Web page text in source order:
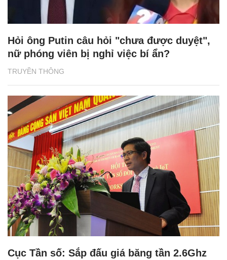
TRUYỀN THÔNG
Hỏi ông Putin câu hỏi "chưa được duyệt",
nữ phóng viên bị nghỉ việc bí ẩn?
Cục Tần số: Sắp đấu giá băng tần 2.6Ghz